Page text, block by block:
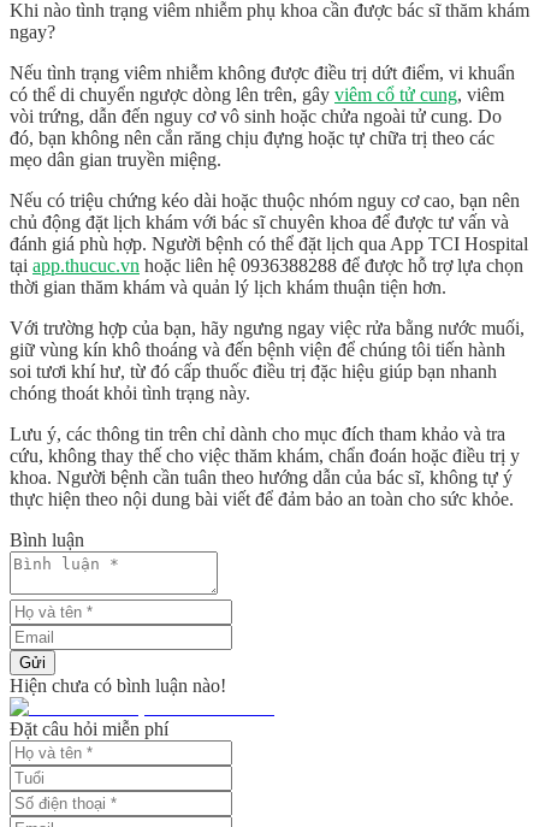
Khi nào tình trạng viêm nhiễm phụ khoa cần được bác sĩ thăm khám
ngay?
Nếu tình trạng viêm nhiễm không được điều trị dứt điểm, vi khuẩn
có thể di chuyển ngược dòng lên trên, gây viêm cổ tử cung, viêm
vòi trứng, dẫn đến nguy cơ vô sinh hoặc chửa ngoài tử cung. Do
đó, bạn không nên cắn răng chịu đựng hoặc tự chữa trị theo các
mẹo dân gian truyền miệng.
Nếu có triệu chứng kéo dài hoặc thuộc nhóm nguy cơ cao, bạn nên
chủ động đặt lịch khám với bác sĩ chuyên khoa để được tư vấn và
đánh giá phù hợp. Người bệnh có thể đặt lịch qua App TCI Hospital
tại app.thucuc.vn hoặc liên hệ 0936388288 để được hỗ trợ lựa chọn
thời gian thăm khám và quản lý lịch khám thuận tiện hơn.
Với trường hợp của bạn, hãy ngưng ngay việc rửa bằng nước muối,
giữ vùng kín khô thoáng và đến bệnh viện để chúng tôi tiến hành
soi tươi khí hư, từ đó cấp thuốc điều trị đặc hiệu giúp bạn nhanh
chóng thoát khỏi tình trạng này.
Lưu ý, các thông tin trên chỉ dành cho mục đích tham khảo và tra
cứu, không thay thế cho việc thăm khám, chẩn đoán hoặc điều trị y
khoa. Người bệnh cần tuân theo hướng dẫn của bác sĩ, không tự ý
thực hiện theo nội dung bài viết để đảm bảo an toàn cho sức khỏe.
Bình luận
Gửi
Hiện chưa có bình luận nào!
Đặt câu hỏi miễn phí